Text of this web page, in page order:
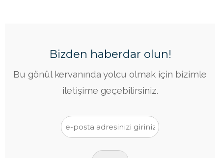
Bizden haberdar olun!
Bu gönül kervanında yolcu olmak için bizimle
iletişime geçebilirsiniz.